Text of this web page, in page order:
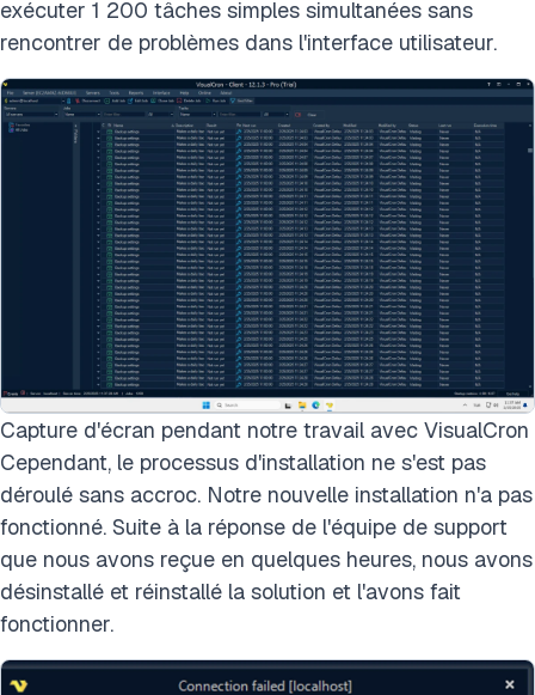
exécuter 1 200 tâches simples simultanées sans
rencontrer de problèmes dans l'interface utilisateur.
Capture d'écran pendant notre travail avec VisualCron
Cependant, le processus d'installation ne s'est pas
déroulé sans accroc. Notre nouvelle installation n'a pas
fonctionné. Suite à la réponse de l'équipe de support
que nous avons reçue en quelques heures, nous avons
désinstallé et réinstallé la solution et l'avons fait
fonctionner.